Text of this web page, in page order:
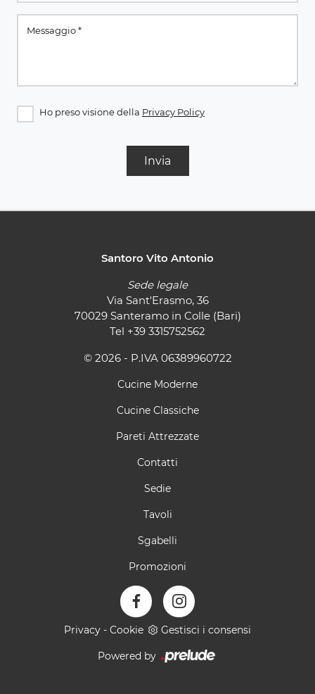
Ho preso visione della Privacy Policy
Invia
Santoro Vito Antonio
Sede legale
Via Sant'Erasmo, 36
70029 Santeramo in Colle (Bari)
Tel +39 3315752562
© 2026 - P.IVA 06389960722
Cucine Moderne
Cucine Classiche
Pareti Attrezzate
Contatti
Sedie
Tavoli
Sgabelli
Promozioni
Privacy - Cookie Gestisci i consensi
Powered by